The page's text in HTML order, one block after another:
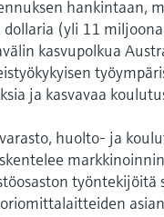
hankintaan,
(yli 11
kasvupolkua
ja kasvavaa
huolto- ja
työntekijöitä